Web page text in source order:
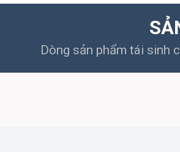
Dòng sản phẩm tái sinh